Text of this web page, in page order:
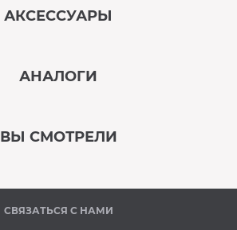
АКСЕССУАРЫ
АНАЛОГИ
ВЫ СМОТРЕЛИ
В наличии
СВЯЗАТЬСЯ С НАМИ